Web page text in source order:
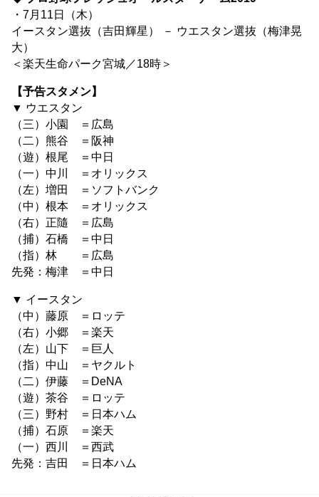
・7月11日（木）
イースタン選抜（吉田輝星） － ウエスタン選抜（梅津晃
大）
＜楽天生命パーク宮城／18時＞
【予告スタメン】
▼ ウエスタン
（三）小園 ＝広島
（二）熊谷 ＝阪神
（遊）根尾 ＝中日
（一）中川 ＝オリックス
（左）増田 ＝ソフトバンク
（中）根本 ＝オリックス
（右）正隨 ＝広島
（捕）石橋 ＝中日
（指）林 ＝広島
先発：梅津 ＝中日
▼ イースタン
（中）藤原 ＝ロッテ
（右）小郷 ＝楽天
（左）山下 ＝巨人
（指）中山 ＝ヤクルト
（二）伊藤 ＝DeNA
（遊）茶谷 ＝ロッテ
（三）野村 ＝日本ハム
（捕）石原 ＝楽天
（一）西川 ＝西武
先発：吉田 ＝日本ハム